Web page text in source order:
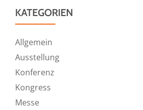
KATEGORIEN
Allgemein
Ausstellung
Konferenz
Kongress
Messe